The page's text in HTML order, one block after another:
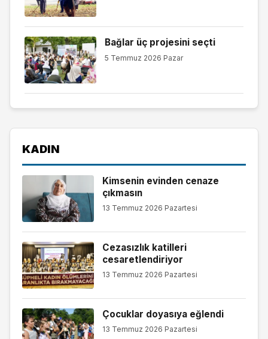
Bağlar üç projesini seçti
5 Temmuz 2026 Pazar
KADIN
Kimsenin evinden cenaze
çıkmasın
13 Temmuz 2026 Pazartesi
Cezasızlık katilleri
cesaretlendiriyor
13 Temmuz 2026 Pazartesi
Çocuklar doyasıya eğlendi
13 Temmuz 2026 Pazartesi